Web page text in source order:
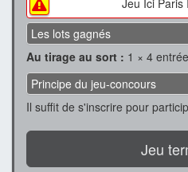
Les lots gagnés
Au tirage au sort : 1 × 4
Principe du jeu-concours
Il suffit de s'inscrire pour
Jeu